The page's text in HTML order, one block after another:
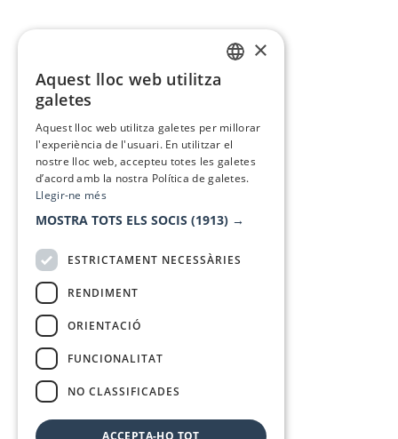
×
Aquest lloc web utilitza
galetes
Aquest lloc web utilitza galetes per millorar
l'experiència de l'usuari. En utilitzar el
nostre lloc web, accepteu totes les galetes
d’acord amb la nostra Política de galetes.
Llegir-ne més
MOSTRA TOTS ELS SOCIS (1913) →
ESTRICTAMENT NECESSÀRIES
RENDIMENT
ORIENTACIÓ
FUNCIONALITAT
NO CLASSIFICADES
ACCEPTA-HO TOT